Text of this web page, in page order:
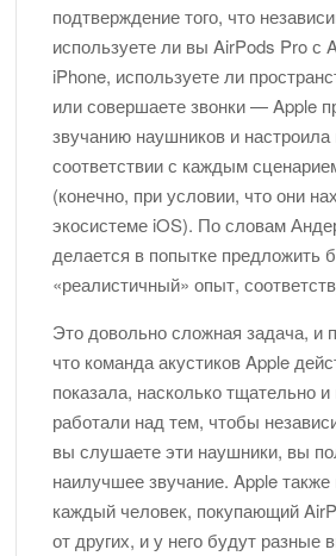
подтверждение того, что
используете ли вы AirPods Pro с
iPhone, используете ли
или совершаете звонки — Apple
звучанию наушников и настроила
соответствии с каждым
(конечно, при условии, что они
экосистеме iOS). По словам
делается в попытке предложить
«реалистичный» опыт,
Это довольно сложная задача, и
что команда акустиков Apple
показала, насколько тщательно
работали над тем, чтобы
вы слушаете эти наушники, вы
наилучшее звучание. Apple также
каждый человек, покупающий
от других, и у него будут разные